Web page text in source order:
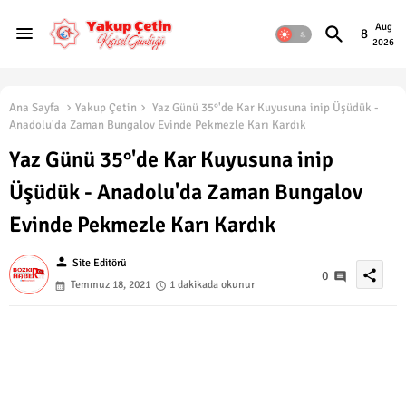
8
Aug
2026
Ana Sayfa Yakup Çetin
Yaz Günü 35°'de Kar Kuyusuna inip Üşüdük -
Anadolu'da Zaman Bungalov Evinde Pekmezle Karı Kardık
Yaz Günü 35°'de Kar Kuyusuna inip
Üşüdük - Anadolu'da Zaman Bungalov
Evinde Pekmezle Karı Kardık
person Site Editörü
Temmuz 18, 2021
1 dakikada okunur
0 share